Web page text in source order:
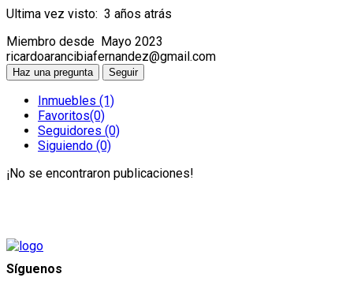
Ultima vez visto: 3 años atrás
Miembro desde Mayo 2023
ricardoarancibiafernandez@gmail.com
Haz una pregunta Seguir
Inmuebles (1)
Favoritos(0)
Seguidores (0)
Siguiendo (0)
¡No se encontraron publicaciones!
Síguenos